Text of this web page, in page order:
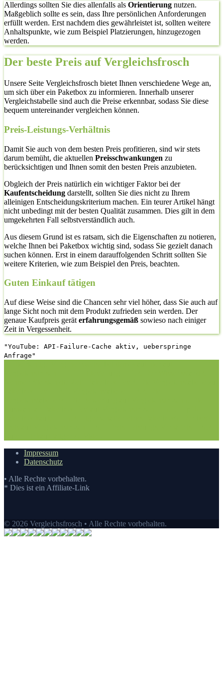
Allerdings sollten Sie dies allenfalls als Orientierung nutzen.
Maßgeblich sollte es sein, dass Ihre persönlichen Anforderungen
erfüllt werden. Erst nachdem dies gewährleistet ist, sollten weitere
Anhaltspunkte, wie zum Beispiel Platzierungen, hinzugezogen
werden.
Der beste Preis auf Vergleichsfrosch
Unsere Seite Vergleichsfrosch bietet Ihnen verschiedene Wege an,
um sich über ein Paketbox zu informieren. Innerhalb unserer
Vergleichstabelle sind auch die Preise erkennbar, sodass Sie diese
bequem untereinander vergleichen können.
Preis-Leistungs-Verhältnis
Damit Sie auch von dem besten Preis profitieren, sind wir stets
darum bemüht, die aktuellen Preisschwankungen zu
berücksichtigen und Ihnen somit den besten Preis anzubieten.
Obgleich der Preis natürlich ein wichtiger Faktor bei der
Kaufentscheidung darstellt, sollten Sie dies nicht zu Ihrem
alleinigen Entscheidungskriterium machen. Ein teurer Artikel hängt
nicht unbedingt mit der besten Qualität zusammen. Dies gilt in dem
umgekehrten Fall selbstverständlich auch.
Aus diesem Grund ist es ratsam, sich die Eigenschaften zu notieren,
welche Ihnen bei Paketbox wichtig sind, sodass Sie gezielt danach
suchen können. Erst in einem darauffolgenden Schritt sollten Sie
weitere Kriterien, wie zum Beispiel den Preis, beachten.
Guten Einkauf tätigen
Auf diese Weise sind die Chancen sehr viel höher, dass Sie auch auf
lange Sicht noch mit dem Produkt zufrieden sein werden. Der
genaue Kaufpreis gerät erfahrungsgemäß sowieso nach einiger
Zeit in Vergessenheit.
"YouTube: API-Failure-Cache aktiv, ueberspringe
Anfrage"
Impressum
Datenschutz
• Alle Rechte vorbehalten.
* Dies ist ein Affiliate-Link
© 2026 Vergleichsfrosch • Alle Rechte vorbehalten.